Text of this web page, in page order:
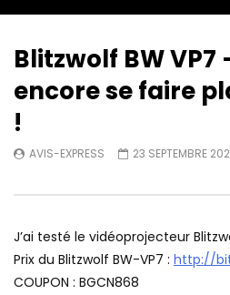
LCD 720p
0
320 0
Blitzwolf BW VP7
encore se faire
!
AVIS-EXPRESS 23 SEPTEMBRE
J’ai testé le vidéoprojecteur
Prix du Blitzwolf BW-VP7 : http://
COUPON : BGCN868